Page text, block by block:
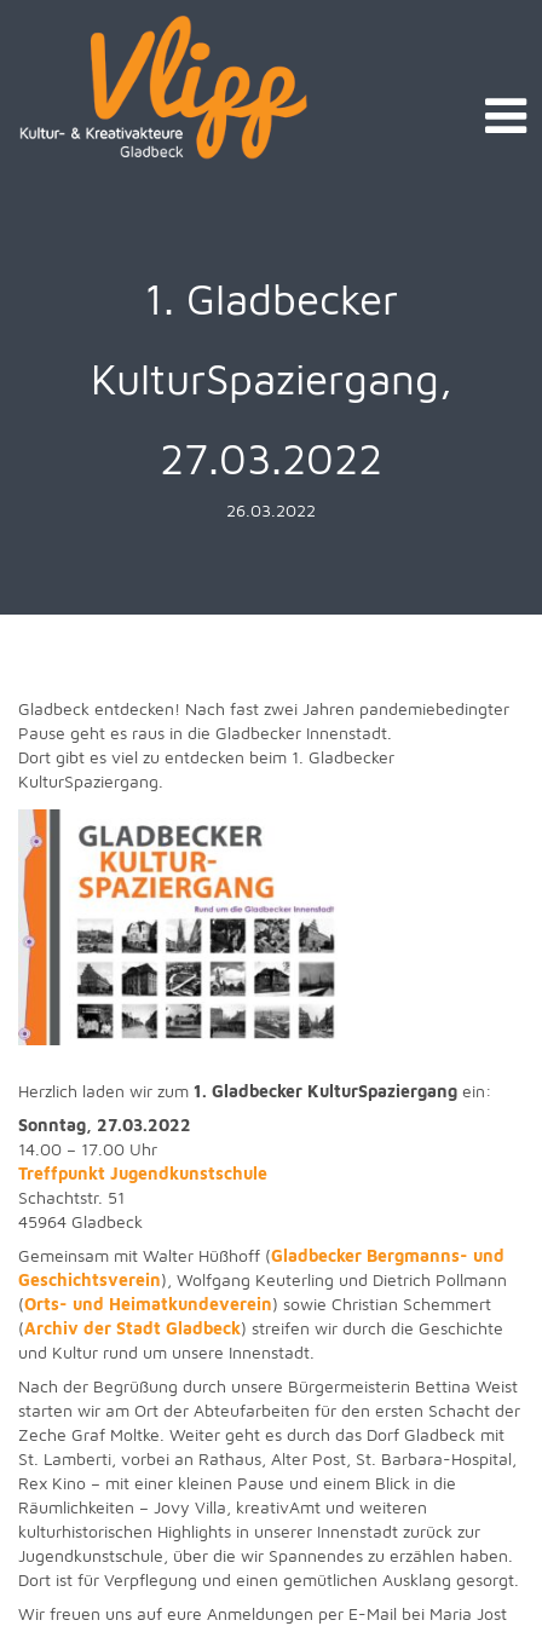
1. Gladbecker
KulturSpaziergang,
27.03.2022
26.03.2022
Gladbeck entdecken! Nach fast zwei Jahren pandemiebedingter
Pause geht es raus in die Gladbecker Innenstadt.
Dort gibt es viel zu entdecken beim 1. Gladbecker
KulturSpaziergang.
Herzlich laden wir zum 1. Gladbecker KulturSpaziergang ein:
Sonntag, 27.03.2022
14.00 – 17.00 Uhr
Treffpunkt Jugendkunstschule
Schachtstr. 51
45964 Gladbeck
Gemeinsam mit Walter Hüßhoff (Gladbecker Bergmanns- und
Geschichtsverein), Wolfgang Keuterling und Dietrich Pollmann
(Orts- und Heimatkundeverein) sowie Christian Schemmert
(Archiv der Stadt Gladbeck) streifen wir durch die Geschichte
und Kultur rund um unsere Innenstadt.
Nach der Begrüßung durch unsere Bürgermeisterin Bettina Weist
starten wir am Ort der Abteufarbeiten für den ersten Schacht der
Zeche Graf Moltke. Weiter geht es durch das Dorf Gladbeck mit
St. Lamberti, vorbei an Rathaus, Alter Post, St. Barbara-Hospital,
Rex Kino – mit einer kleinen Pause und einem Blick in die
Räumlichkeiten – Jovy Villa, kreativAmt und weiteren
kulturhistorischen Highlights in unserer Innenstadt zurück zur
Jugendkunstschule, über die wir Spannendes zu erzählen haben.
Dort ist für Verpflegung und einen gemütlichen Ausklang gesorgt.
Wir freuen uns auf eure Anmeldungen per E-Mail bei Maria Jost